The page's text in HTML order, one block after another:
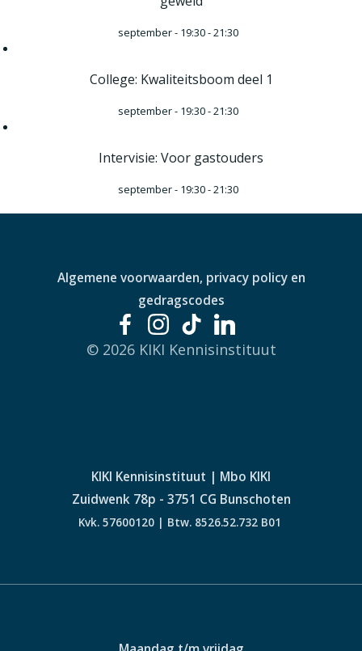
september - 19:30-21:30
College: Kwaliteitsboom deel 1
september - 19:30-21:30
Intervisie: Voor gastouders
september - 19:30-21:30
Algemene voorwaarden, privacy policy en
gedragscodes
© 2026 KIKI Kennisinstituut
KIKI Kennisinstituut | Mbo KIKI
Zuidwenk 78p - 3751 CG Bunschoten
Kvk. 57600120 | Btw. 8526.52.732 B01